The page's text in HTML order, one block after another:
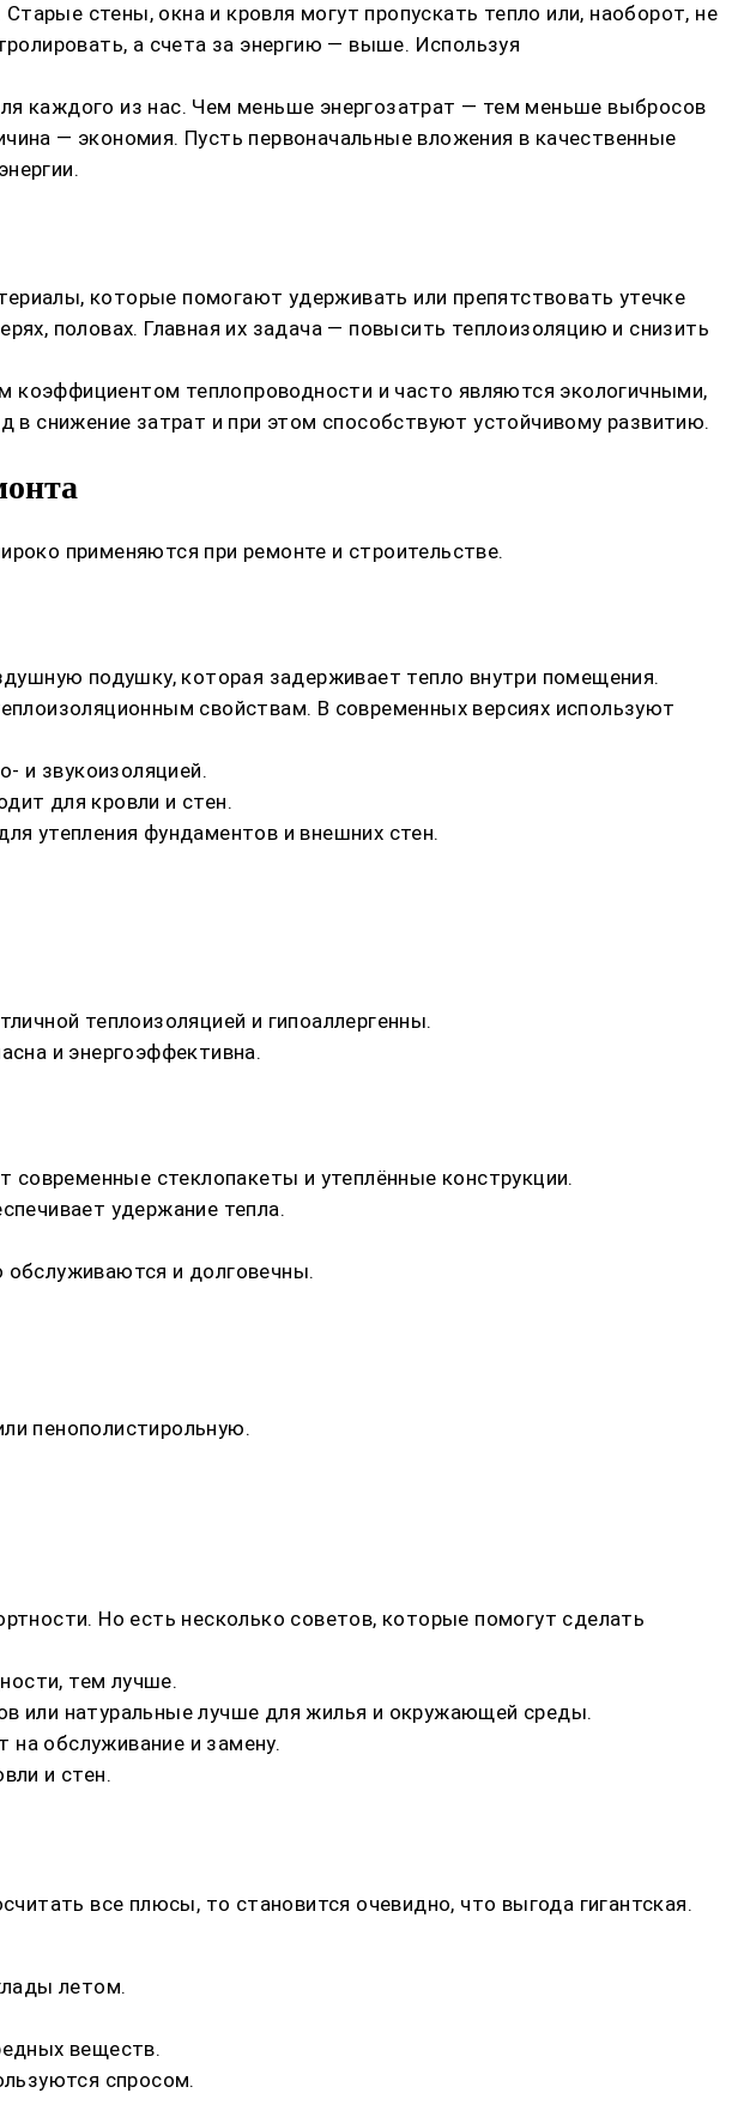
стены, окна и кровля могут пропускать тепло или, наоборот, не
а счета за энергию — выше. Используя
каждого из нас. Чем меньше энергозатрат — тем меньше выбросов
— экономия. Пусть первоначальные вложения в качественные
которые помогают удерживать или препятствовать утечке
половах. Главная их задача — повысить теплоизоляцию и снизить
теплопроводности и часто являются экологичными,
в снижение затрат и при этом способствуют устойчивому развитию.
применяются при ремонте и строительстве.
подушку, которая задерживает тепло внутри помещения.
свойствам. В современных версиях используют
и звукоизоляцией.
для кровли и стен.
утепления фундаментов и внешних стен.
теплоизоляцией и гипоаллергенны.
и энергоэффективна.
стеклопакеты и утеплённые конструкции.
удержание тепла.
и долговечны.
пенополистирольную.
Но есть несколько советов, которые помогут сделать
тем лучше.
или натуральные лучше для жилья и окружающей среды.
обслуживание и замену.
и стен.
все плюсы, то становится очевидно, что выгода гигантская.
летом.
веществ.
спросом.